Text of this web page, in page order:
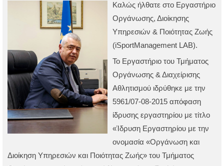
Καλώς ήλθατε στο Εργαστήριο
Οργάνωσης, Διοίκησης
Υπηρεσιών & Ποιότητας Ζωής
(iSportManagement LAB).
Το Εργαστήριο του Τμήματος
Οργάνωσης & Διαχείρισης
Αθλητισμού ιδρύθηκε με την
5961/07-08-2015 απόφαση
ίδρυσης εργαστηρίου με τίτλο
«Ίδρυση Εργαστηρίου με την
ονομασία «Οργάνωση και
Διοίκηση Υπηρεσιών και Ποιότητας Ζωής» του Τμήματος